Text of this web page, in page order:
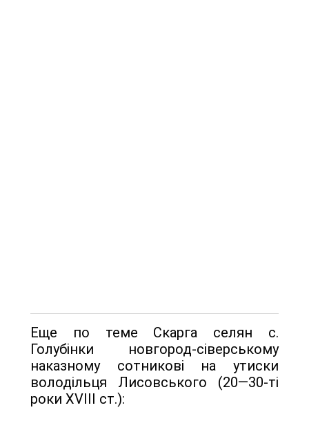
Еще по теме Скарга селян с.
Голубінки новгород-сіверському
наказ­ному сотникові на утиски
володільця Лисовського (20—30-ті
роки XVIII ст.):